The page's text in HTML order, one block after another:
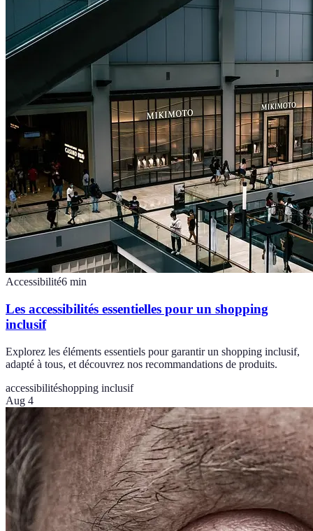
Accessibilité6 min
Les accessibilités essentielles pour un shopping
inclusif
Explorez les éléments essentiels pour garantir un shopping inclusif,
adapté à tous, et découvrez nos recommandations de produits.
accessibilitéshopping inclusif
Aug 4